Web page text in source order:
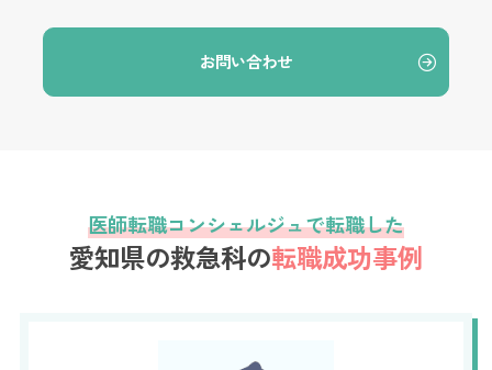
お問い合わせ
医師転職コンシェルジュで転職した
愛知県の救急科の転職成功事例